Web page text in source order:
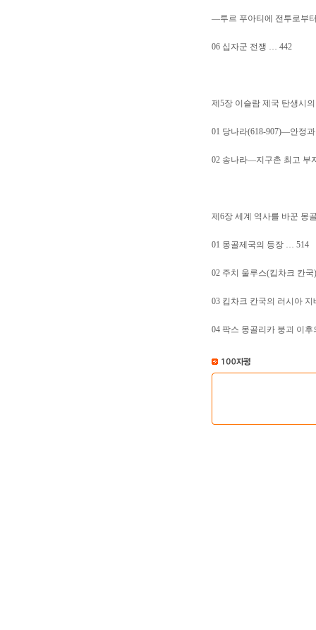
—투르 푸아티에 전투로부
06 십자군 전쟁 … 442
제5장 이슬람 제국 탄생시
01 당나라(618-907)—안정
02 송나라—지구촌 최고 부
제6장 세계 역사를 바꾼 몽
01 몽골제국의 등장 … 514
02 주치 울루스(킵차크 칸
03 킵차크 칸국의 러시아
04 팍스 몽골리카 붕괴 이